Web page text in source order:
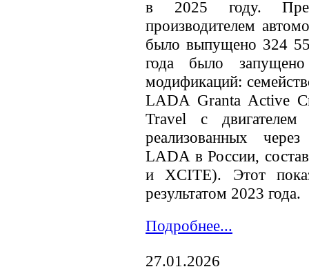
в 2025 году.
производителем
было выпущено 324
года было
модификаций:
LADA Granta Active
Travel с
реализованных
LADA в России,
и XCITE). Этот
результатом 2023 года.
Подробнее...
27.01.2026